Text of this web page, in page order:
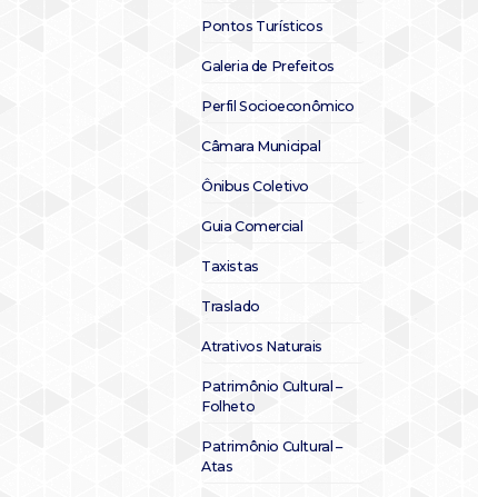
Pontos Turísticos
Galeria de Prefeitos
Perfil Socioeconômico
Câmara Municipal
Ônibus Coletivo
Guia Comercial
Taxistas
Traslado
Atrativos Naturais
Patrimônio Cultural –
Folheto
Patrimônio Cultural –
Atas